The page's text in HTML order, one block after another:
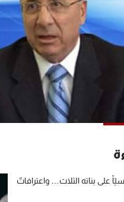
على بناته الثلاث… واعترافاتٌ
شروط الإسـتخدام
سياسة الخصوصية